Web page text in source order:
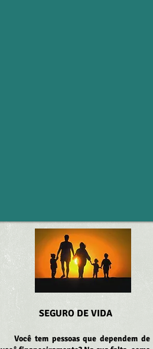
SEGURO DE VIDA
Você tem pessoas que dependem de